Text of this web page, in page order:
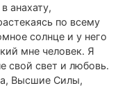
анахату,
по всему
солнце и у него
мне человек. Я
свой свет и любовь.
Высшие Силы,